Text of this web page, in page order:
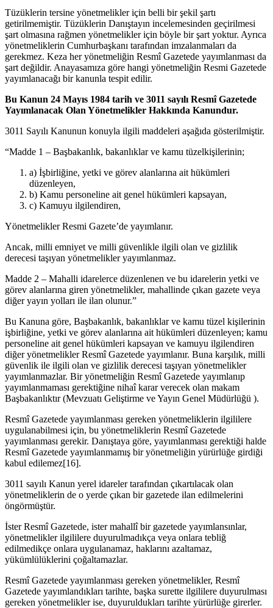
Tüzüklerin tersine yönetmelikler için belli bir şekil şartı
getirilmemiştir. Tüzüklerin Danıştayın incelemesinden geçirilmesi
şart olmasına rağmen yönetmelikler için böyle bir şart yoktur. Ayrıca
yönetmeliklerin Cumhurbaşkanı tarafından imzalanmaları da
gerekmez. Keza her yönetmeliğin Resmî Gazetede yayımlanması da
şart değildir. Anayasamıza göre hangi yönetmeliğin Resmi Gazetede
yayımlanacağı bir kanunla tespit edilir.
Bu Kanun 24 Mayıs 1984 tarih ve 3011 sayılı Resmî Gazetede
Yayımlanacak Olan Yönetmelikler Hakkında Kanundur.
3011 Sayılı Kanunun konuyla ilgili maddeleri aşağıda gösterilmiştir.
“Madde 1 – Başbakanlık, bakanlıklar ve kamu tüzelkişilerinin;
a) İşbirliğine, yetki ve görev alanlarına ait hükümleri
düzenleyen,
b) Kamu personeline ait genel hükümleri kapsayan,
c) Kamuyu ilgilendiren,
Yönetmelikler Resmi Gazete’de yayımlanır.
Ancak, milli emniyet ve milli güvenlikle ilgili olan ve gizlilik
derecesi taşıyan yönetmelikler yayımlanmaz.
Madde 2 – Mahalli idarelerce düzenlenen ve bu idarelerin yetki ve
görev alanlarına giren yönetmelikler, mahallinde çıkan gazete veya
diğer yayın yolları ile ilan olunur.”
Bu Kanuna göre, Başbakanlık, bakanlıklar ve kamu tüzel kişilerinin
işbirliğine, yetki ve görev alanlarına ait hükümleri düzenleyen; kamu
personeline ait genel hükümleri kapsayan ve kamuyu ilgilendiren
diğer yönetmelikler Resmî Gazetede yayımlanır. Buna karşılık, milli
güvenlik ile ilgili olan ve gizlilik derecesi taşıyan yönetmelikler
yayımlanmazlar. Bir yönetmeliğin Resmî Gazetede yayımlanıp
yayımlanmaması gerektiğine nihaî karar verecek olan makam
Başbakanlıktır (Mevzuatı Geliştirme ve Yayın Genel Müdürlüğü ).
Resmî Gazetede yayımlanması gereken yönetmeliklerin ilgililere
uygulanabilmesi için, bu yönetmeliklerin Resmî Gazetede
yayımlanması gerekir. Danıştaya göre, yayımlanması gerektiği halde
Resmî Gazetede yayımlanmamış bir yönetmeliğin yürürlüğe girdiği
kabul edilemez[16].
3011 sayılı Kanun yerel idareler tarafından çıkartılacak olan
yönetmeliklerin de o yerde çıkan bir gazetede ilan edilmelerini
öngörmüştür.
İster Resmî Gazetede, ister mahallî bir gazetede yayımlansınlar,
yönetmelikler ilgililere duyurulmadıkça veya onlara tebliğ
edilmedikçe onlara uygulanamaz, haklarını azaltamaz,
yükümlülüklerini çoğaltamazlar.
Resmî Gazetede yayımlanması gereken yönetmelikler, Resmî
Gazetede yayımlandıkları tarihte, başka surette ilgililere duyurulması
gereken yönetmelikler ise, duyuruldukları tarihte yürürlüğe girerler.